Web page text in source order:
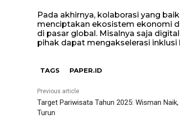
Pada akhirnya, kolaborasi yang
menciptakan ekosistem ekonomi
di pasar global. Misalnya saja
pihak dapat mengakselerasi inklusi
TAGS PAPER.ID
Previous article
Target Pariwisata Tahun 2025: Wisman
Turun